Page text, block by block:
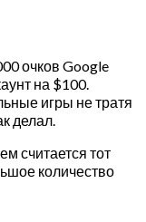
очков Google
на $100.
игры не тратя
делал.
считается тот
количество